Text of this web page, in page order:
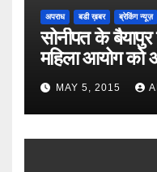
अपराध बडी ख़बर ब्रेकिंग न्यूज़
सोनीपत के बैयापुर
महिला आयोग
MAY 5, 2015